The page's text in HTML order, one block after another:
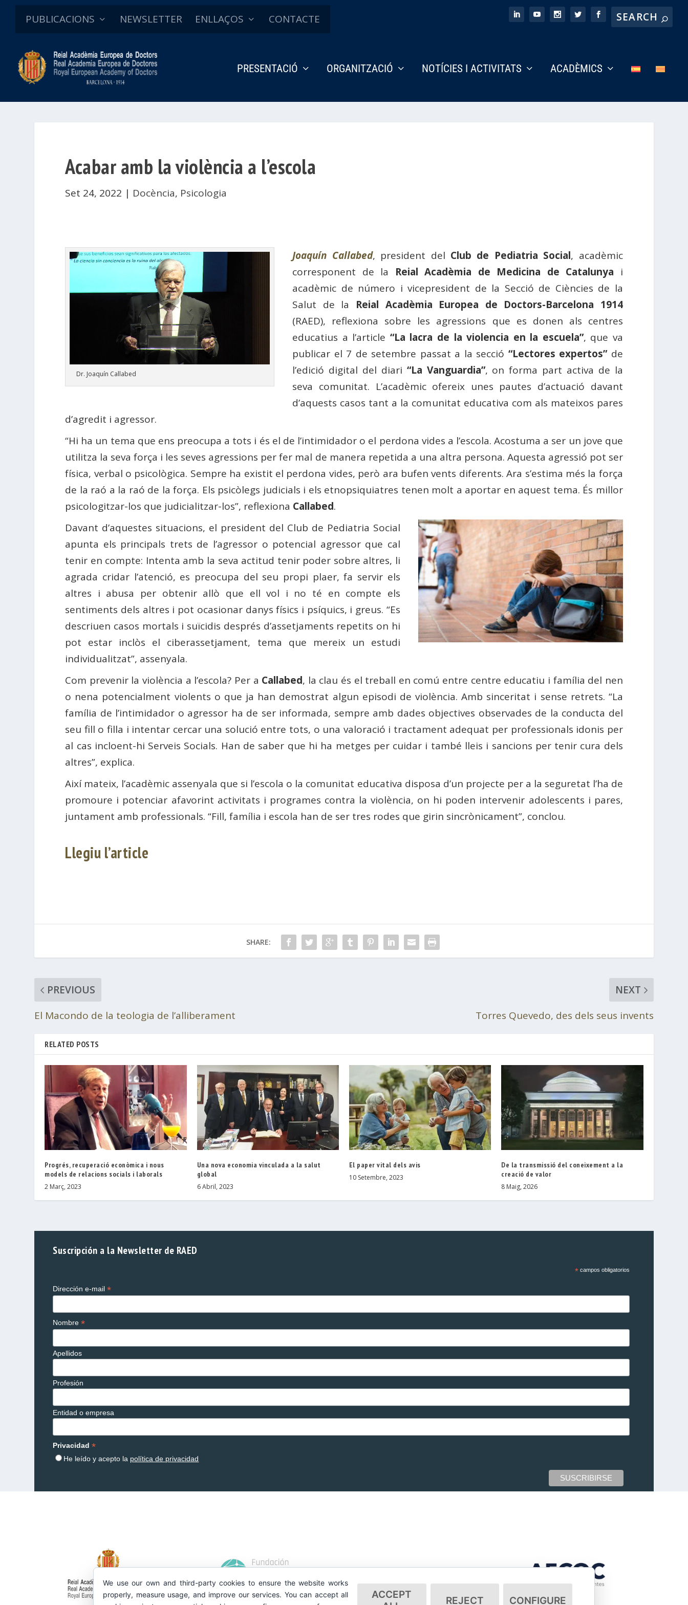
PUBLICACIONS NEWSLETTER ENLLAÇOS CONTACTE
PRESENTACIÓ ORGANITZACIÓ NOTÍCIES I ACTIVITATS ACADÈMICS
Acabar amb la violència a l’escola
Set 24, 2022 | Docència, Psicologia
Dr. Joaquín Callabed
Joaquín Callabed, president del Club de Pediatria Social, acadèmic
corresponent de la Reial Acadèmia de Medicina de Catalunya i
acadèmic de número i vicepresident de la Secció de Ciències de la
Salut de la Reial Acadèmia Europea de Doctors-Barcelona 1914
(RAED), reflexiona sobre les agressions que es donen als centres
educatius a l’article “La lacra de la violencia en la escuela”, que va
publicar el 7 de setembre passat a la secció “Lectores expertos”de
l’edició digital del diari “La Vanguardia”, on forma part activa de la
seva comunitat. L’acadèmic ofereix unes pautes d’actuació davant
d’aquests casos tant a la comunitat educativa com als mateixos pares
d’agredit i agressor.
“Hi ha un tema que ens preocupa a tots i és el de l’intimidador o el perdona vides a l’escola. Acostuma a ser un jove que
utilitza la seva força i les seves agressions per fer mal de manera repetida a una altra persona. Aquesta agressió pot ser
física, verbal o psicològica. Sempre ha existit el perdona vides, però ara bufen vents diferents. Ara s’estima més la força
de la raó a la raó de la força. Els psicòlegs judicials i els etnopsiquiatres tenen molt a aportar en aquest tema. És millor
psicologitzar-los que judicialitzar-los”, reflexiona Callabed.
Davant d’aquestes situacions, el president del Club de Pediatria Social
apunta els principals trets de l’agressor o potencial agressor que cal
tenir en compte: Intenta amb la seva actitud tenir poder sobre altres, li
agrada cridar l’atenció, es preocupa del seu propi plaer, fa servir els
altres i abusa per obtenir allò que ell vol i no té en compte els
sentiments dels altres i pot ocasionar danys físics i psíquics, i greus. “Es
descriuen casos mortals i suïcidis després d’assetjaments repetits on hi
pot estar inclòs el ciberassetjament, tema que mereix un estudi
individualitzat”, assenyala.
Com prevenir la violència a l’escola? Per a Callabed, la clau és el treball en comú entre centre educatiu i família del nen
o nena potencialment violents o que ja han demostrat algun episodi de violència. Amb sinceritat i sense retrets. “La
família de l’intimidador o agressor ha de ser informada, sempre amb dades objectives observades de la conducta del
seu fill o filla i intentar cercar una solució entre tots, o una valoració i tractament adequat per professionals idonis per
al cas incloent-hi Serveis Socials. Han de saber que hi ha metges per cuidar i també lleis i sancions per tenir cura dels
altres”, explica.
Així mateix, l’acadèmic assenyala que si l’escola o la comunitat educativa disposa d’un projecte per a la seguretat l’ha de
promoure i potenciar afavorint activitats i programes contra la violència, on hi poden intervenir adolescents i pares,
juntament amb professionals. “Fill, família i escola han de ser tres rodes que girin sincrònicament”, conclou.
Llegiu l’article
SHARE:
PREVIOUS
El Macondo de la teologia de l’alliberament
NEXT
Torres Quevedo, des dels seus invents
RELATED POSTS
Progrés, recuperació econòmica i nous
models de relacions socials i laborals
2 Març, 2023
Una nova economia vinculada a la salut
global
6 Abril, 2023
El paper vital dels avis
10 Setembre, 2023
De la transmissió del coneixement a la
creació de valor
8 Maig, 2026
Suscripción a la Newsletter de RAED
*campos obligatorios
Dirección e-mail*
Nombre*
Apellidos
Profesión
Entidad o empresa
Privacidad*
He leído y acepto la política de privacidad
We use our own and third-party cookies to ensure the website works
properly, measure usage, and improve our services. You can accept all
ACCEPT
REJECT CONFIGURE